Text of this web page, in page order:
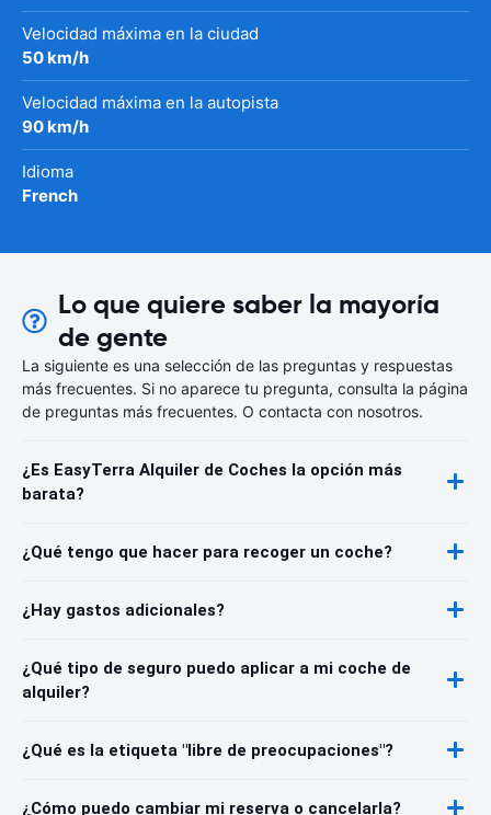
Velocidad máxima en la ciudad
50 km/h
Velocidad máxima en la autopista
90 km/h
Idioma
French
Lo que quiere saber la mayoría
de gente
La siguiente es una selección de las preguntas y respuestas
más frecuentes. Si no aparece tu pregunta, consulta la página
de preguntas más frecuentes. O contacta con nosotros.
¿Es EasyTerra Alquiler de Coches la opción más
barata?
¿Qué tengo que hacer para recoger un coche?
¿Hay gastos adicionales?
¿Qué tipo de seguro puedo aplicar a mi coche de
alquiler?
¿Qué es la etiqueta "libre de preocupaciones"?
¿Cómo puedo cambiar mi reserva o cancelarla?